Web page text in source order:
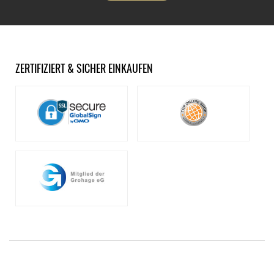
ZERTIFIZIERT & SICHER EINKAUFEN